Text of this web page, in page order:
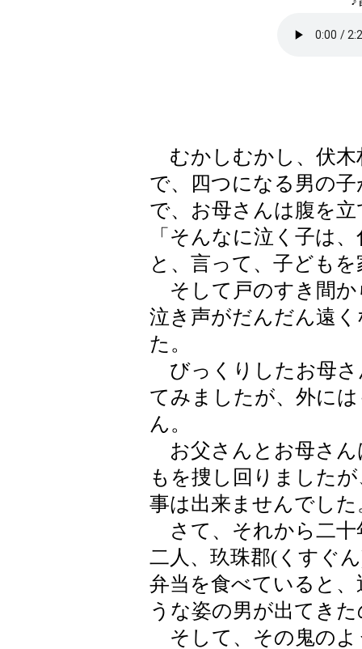
むかしむかし、伏木
で、四つになる男の
で、お母さんは腹を立
「そんなに泣く子は
と、言って、子ども
そして戸のすき間か
泣き声がだんだん遠
た。
びっくりしたお母さ
てみましたが、外に
ん。
お父さんとお母さん
もを捜し回りました
事は出来ませんでした
さて、それから二十
二人、玖珠郡(くすぐ
弁当を食べていると
うな姿の男が出てき
そして、その鬼のよ